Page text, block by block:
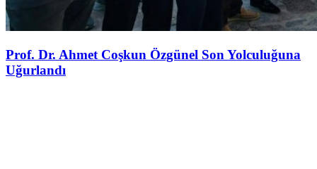
Prof. Dr. Ahmet Coşkun Özgünel Son Yolculuğuna
Uğurlandı